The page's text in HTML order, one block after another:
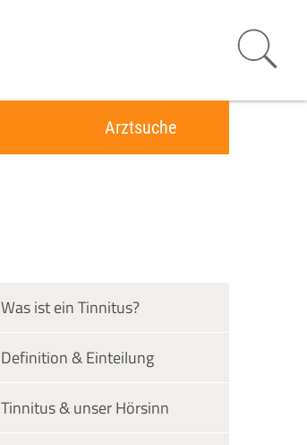
Arztsuche
Was ist ein Tinnitus?
Definition & Einteilung
Tinnitus & unser Hörsinn